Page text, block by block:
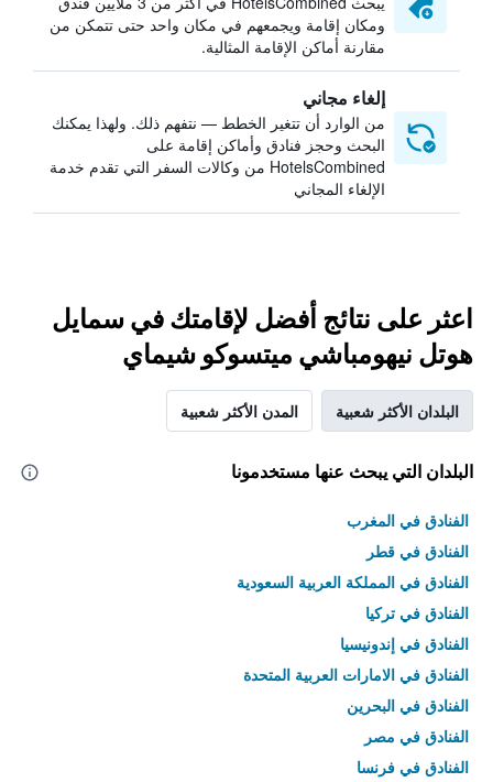
ومكان إقامة ويجمعهم في مكان واحد حتى تتمكن من
مقارنة أماكن الإقامة المثالية.
إلغاء مجاني
من الوارد أن تتغير الخطط — نتفهم ذلك. ولهذا يمكنك
البحث وحجز فنادق وأماكن إقامة على
HotelsCombined من وكالات السفر التي تقدم خدمة
الإلغاء المجاني
اعثر على نتائج أفضل لإقامتك في سمايل
هوتل نيهومباشي ميتسوكو شيماي
البلدان الأكثر شعبية المدن الأكثر شعبية
البلدان التي يبحث عنها مستخدمونا
الفنادق في المغرب
الفنادق في قطر
الفنادق في المملكة العربية السعودية
الفنادق في تركيا
الفنادق في إندونيسيا
الفنادق في الامارات العربية المتحدة
الفنادق في البحرين
الفنادق في مصر
الفنادق في فرنسا